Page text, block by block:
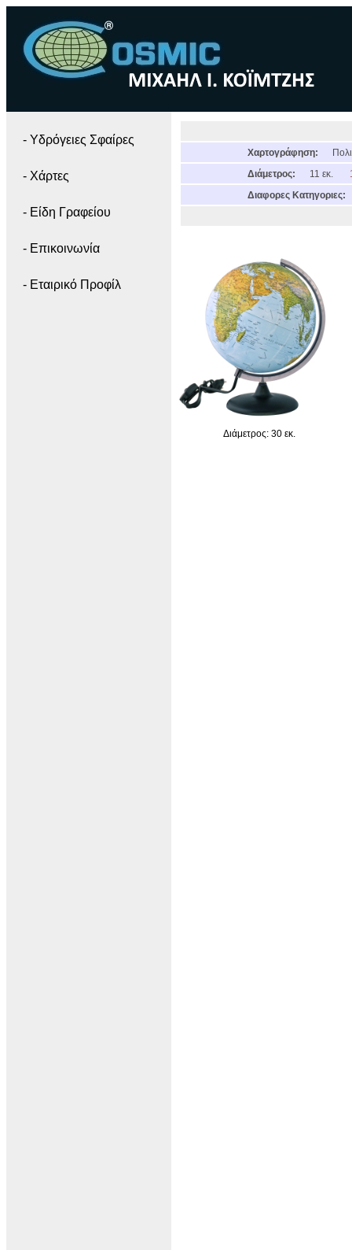
- Yδρόγειες Σφαίρες
- Χάρτες
- Είδη Γραφείου
- Επικοινωνία
- Εταιρικό Προφίλ
Χαρτογράφηση:
Διάμετρος:
11 εκ.
Διαφορες Κατηγοριες:
Διάμετρος: 30 εκ.